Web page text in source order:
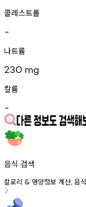
콜레스트롤
-
나트륨
230 mg
칼륨
-
음식 검색
칼로리 & 영양정보 계산, 음식